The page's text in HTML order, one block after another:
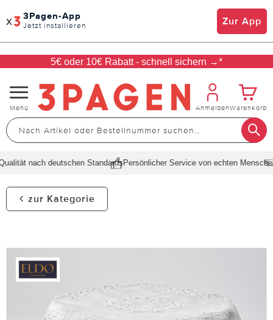
x 3Pagen-App
Jetzt installieren Zur App
5€ oder 10€ Rabatt - schnell sichern →*
Navigation
umschalten
Menü AnmeldenWarenkorb
nach deutschen StandardsPersönlicher Service von echten Menschen
zur Kategorie